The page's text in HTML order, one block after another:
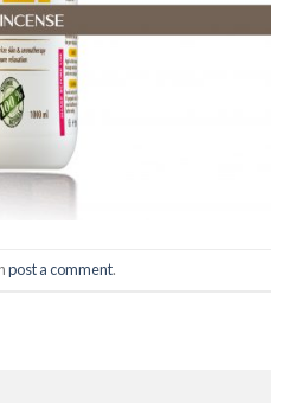
post a comment.